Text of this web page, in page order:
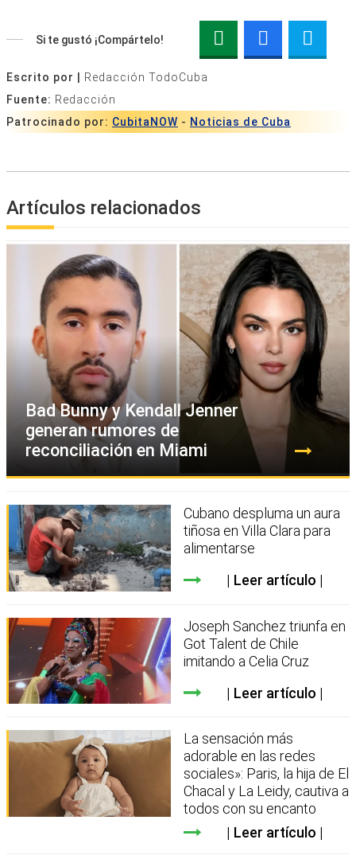
Si te gustó ¡Compártelo!
Escrito por |
Redacción TodoCuba
Fuente: Redacción
Patrocinado por: CubitaNOW - Noticias de Cuba
Artículos relacionados
Bad Bunny y Kendall Jenner
generan rumores de
reconciliación en Miami
Cubano despluma un aura
tiñosa en Villa Clara para
alimentarse
Leer artículo
Joseph Sanchez triunfa en
Got Talent de Chile
imitando a Celia Cruz
Leer artículo
La sensación más
adorable en las redes
sociales»: Paris, la hija de El
Chacal y La Leidy, cautiva a
todos con su encanto
Leer artículo